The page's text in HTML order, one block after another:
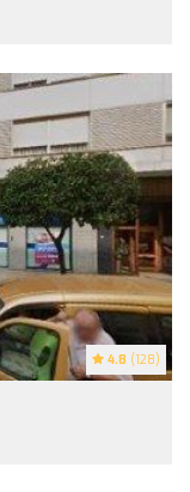
4.8 (128)